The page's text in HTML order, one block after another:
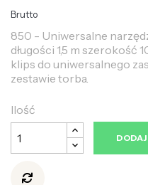
Brutto
850 - Uniwersalne
długości 1,5 m szerokość
klips do uniwersalnego
zestawie torba.
Ilość